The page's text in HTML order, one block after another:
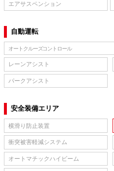
エアサスペンション
自動運転
オートクルーズコントロール
レーンアシスト
パークアシスト
安全装備エリア
横滑り防止装置
衝突被害軽減システム
オートマチックハイビーム